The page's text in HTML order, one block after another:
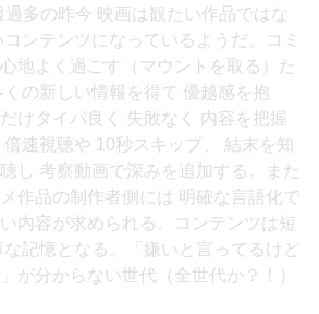
過多の昨今 映画は観たい作品ではな
コンテンツになっているようだ。コミ
地よく過ごす（マウントを取る）た
の新しい情報を得て 優越感を抱
けタイパ良く 失敗なく 内容を把握
速視聴や 10秒スキップ、 結末を知
し 考察動画で深みを追加する。また
作品の制作者側には 明確な言語化で
内容が求められる。コンテンツは短
な記憶となる。「嫌いと言ってるけど
が分からない世代（全世代か？！）